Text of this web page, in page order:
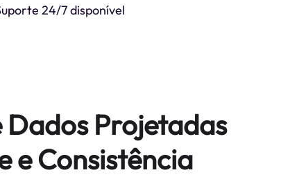
24/7 disponível
Dados Projetadas
e Consistência